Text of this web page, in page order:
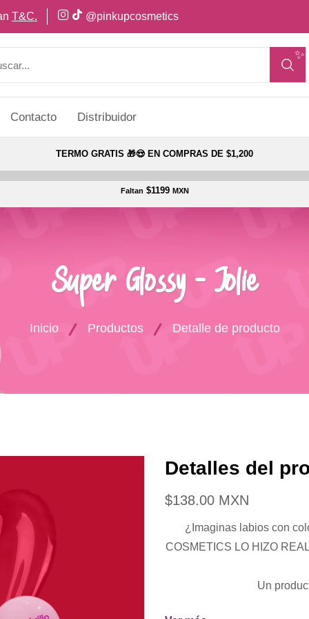
T&C. @pinkupcosmetics
✨
Contacto Distribuidor
TERMO GRATIS 🎁😍 EN COMPRAS DE $1,200
Faltan $1199 MXN
Super Glossy - Jolie
Inicio Productos Detalle de producto
Detalles del
$138.00 MXN
¿Imaginas labios con
COSMETICS LO HIZO
Un